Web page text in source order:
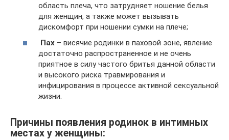
область плеча, что затрудняет ношение белья
для женщин, а также может вызывать
дискомфорт при ношении сумки на плече;
Пах – висячие родинки в паховой зоне, явление
достаточно распространенное и не очень
приятное в силу частого бритья данной области
и высокого риска травмирования и
инфицирования в процессе активной сексуальной
жизни.
Причины появления родинок в интимных
местах у женщины: